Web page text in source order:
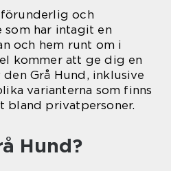
förunderlig och
som har intagit en
och hem runt om i
kommer att ge dig en
Grå Hund, inklusive
varianterna som finns
bland privatpersoner.
Hund?